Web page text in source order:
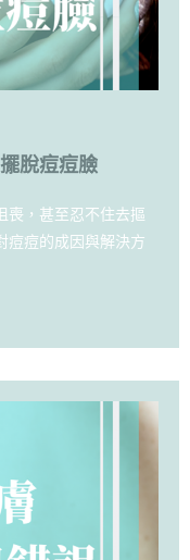
脫痘痘臉
喪，甚至忍不住去摳
痘痘的成因與解決方